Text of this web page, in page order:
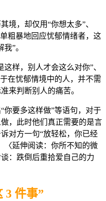
境，却仅用“你想太多”、
粗暴地回应忧郁情绪者，这
”。
这样，别人才会这么对你”、
在忧郁情境中的人，并不需
来判断别人的痛苦。
你要多这样做”等语句，对于
，此时他们真正需要的是言
对方一句“放轻松，你已经
〈延伸阅读：你所不知的微
：跌倒后重拾爱自己的力
3 件事”